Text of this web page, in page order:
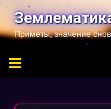
Перейти
содержимому
Приметы, значение